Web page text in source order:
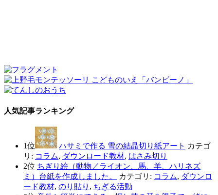
人気記事ランキング
1位 ハサミで作る 雪の結晶切り紙アート カテゴ
リ: コラム, ダウンロード教材, はさみ切り
2位 ちぎり絵（動物／ライオン、馬、羊、ハリネズ
ミ）台紙を作成しました。
カテゴリ: コラム, ダウンロ
ード教材, のり貼り , ちぎる活動